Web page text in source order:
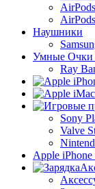
Наушники
Умные Очки
Ray
Sony
Valve
Apple